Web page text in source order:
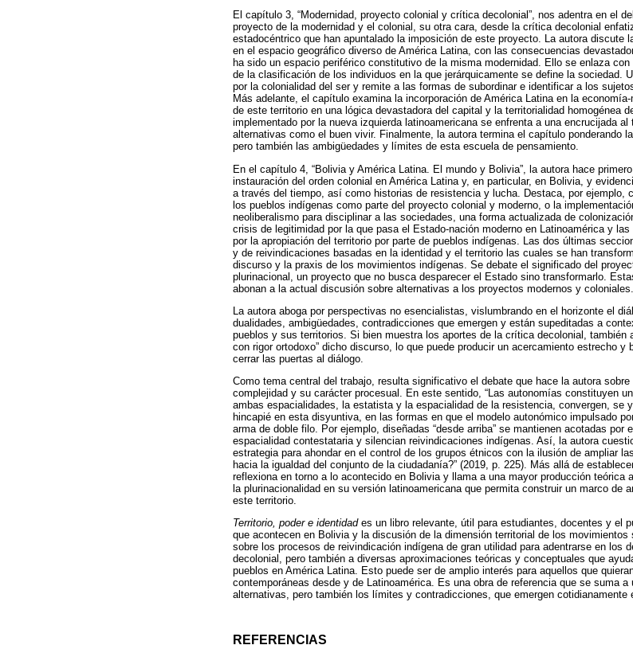
El capítulo 3, “Modernidad, proyecto colonial y crítica decolonial”, nos adentra en el
proyecto de la modernidad y el colonial, su otra cara, desde la crítica decolonial
estadocéntrico que han apuntalado la imposición de este proyecto. La autora discute
en el espacio geográfico diverso de América Latina, con las consecuencias
ha sido un espacio periférico constitutivo de la misma modernidad. Ello se enlaza
de la clasificación de los individuos en la que jerárquicamente se define la sociedad.
por la colonialidad del ser y remite a las formas de subordinar e identificar a los
Más adelante, el capítulo examina la incorporación de América Latina en la
de este territorio en una lógica devastadora del capital y la territorialidad homogénea
implementado por la nueva izquierda latinoamericana se enfrenta a una encrucijada
alternativas como el buen vivir. Finalmente, la autora termina el capítulo ponderando
pero también las ambigüedades y límites de esta escuela de pensamiento.
En el capítulo 4, “Bolivia y América Latina. El mundo y Bolivia”, la autora hace
instauración del orden colonial en América Latina y, en particular, en Bolivia, y
a través del tiempo, así como historias de resistencia y lucha. Destaca, por ejemplo,
los pueblos indígenas como parte del proyecto colonial y moderno, o la
neoliberalismo para disciplinar a las sociedades, una forma actualizada de
crisis de legitimidad por la que pasa el Estado-nación moderno en Latinoamérica y
por la apropiación del territorio por parte de pueblos indígenas. Las dos últimas
y de reivindicaciones basadas en la identidad y el territorio las cuales se han
discurso y la praxis de los movimientos indígenas. Se debate el significado del
plurinacional, un proyecto que no busca desparecer el Estado sino transformarlo.
abonan a la actual discusión sobre alternativas a los proyectos modernos y coloniales.
La autora aboga por perspectivas no esencialistas, vislumbrando en el horizonte el
dualidades, ambigüedades, contradicciones que emergen y están supeditadas a
pueblos y sus territorios. Si bien muestra los aportes de la crítica decolonial, también
con rigor ortodoxo” dicho discurso, lo que puede producir un acercamiento estrecho y
cerrar las puertas al diálogo.
Como tema central del trabajo, resulta significativo el debate que hace la autora
complejidad y su carácter procesual. En este sentido, “Las autonomías constituyen
ambas espacialidades, la estatista y la espacialidad de la resistencia, convergen, se
hincapié en esta disyuntiva, en las formas en que el modelo autonómico impulsado
arma de doble filo. Por ejemplo, diseñadas “desde arriba” se mantienen acotadas
espacialidad contestataria y silencian reivindicaciones indígenas. Así, la autora
estrategia para ahondar en el control de los grupos étnicos con la ilusión de ampliar
hacia la igualdad del conjunto de la ciudadanía?” (2019, p. 225). Más allá de
reflexiona en torno a lo acontecido en Bolivia y llama a una mayor producción
la plurinacionalidad en su versión latinoamericana que permita construir un marco de
este territorio.
Territorio, poder e identidades un libro relevante, útil para estudiantes, docentes y el
que acontecen en Bolivia y la discusión de la dimensión territorial de los
sobre los procesos de reivindicación indígena de gran utilidad para adentrarse en los
decolonial, pero también a diversas aproximaciones teóricas y conceptuales que
pueblos en América Latina. Esto puede ser de amplio interés para aquellos que
contemporáneas desde y de Latinoamérica. Es una obra de referencia que se suma
alternativas, pero también los límites y contradicciones, que emergen cotidianamente
REFERENCIAS